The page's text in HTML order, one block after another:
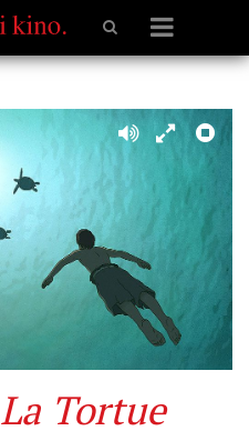
La Tortue